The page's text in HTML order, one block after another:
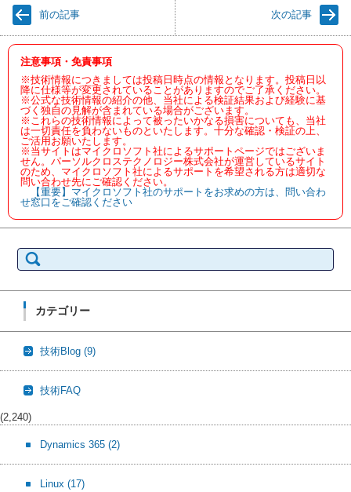
前の記事 次の記事
注意事項・免責事項
※技術情報につきましては投稿日時点の情報となります。投稿日以
降に仕様等が変更されていることがありますのでご了承ください。
※公式な技術情報の紹介の他、当社による検証結果および経験に基
づく独自の見解が含まれている場合がございます。
※これらの技術情報によって被ったいかなる損害についても、当社
は一切責任を負わないものといたします。十分な確認・検証の上、
ご活用お願いたします。
※当サイトはマイクロソフト社によるサポートページではございま
せん。パーソルクロステクノロジー株式会社が運営しているサイト
のため、マイクロソフト社によるサポートを希望される方は適切な
問い合わせ先にご確認ください。
【重要】マイクロソフト社のサポートをお求めの方は、問い合わ
せ窓口をご確認ください
索:
カテゴリー
技術Blog (9)
技術FAQ
(2,240)
Dynamics 365 (2)
Linux (17)